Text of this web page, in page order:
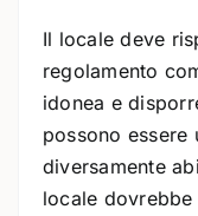
Il locale deve
regolamento
idonea e
possono essere
diversamente
locale